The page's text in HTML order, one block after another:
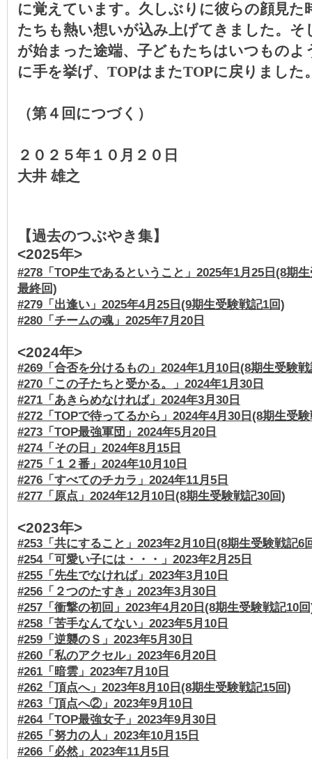
に覚えています。久しぶりに彼らの顔見た
たちも熱い想いが込み上げてきました。そ
が始まった途端、子どもたちはいつものよ
に手を挙げ、 TOPはまたTOPに戻りました
（第４回につづく）
２０２５年１０月２０日
大井 雄之
【過去のつぶやき集】
<2025年>
#278「TOP生であるということ」2025年1月25日(8期
最終回)
#279「出逢い」2025年4月25日(9期生受験戦記1回)
#280「チームの魂」2025年7月20日
<2024年>
#269「合否を分けるもの」2024年1月10日(8期生受験
#270「この子たちと受かる。」2024年1月30日
#271「あきらめなければ」2024年3月30日
#272「TOPで待ってるから」2024年4月30日(8期生受
#273「TOP最強軍団」2024年5月20日
#274「その日」2024年8月15日
#275「１２番」2024年10月10日
#276「すべてのチカラ」2024年11月5日
#277「原点」2024年12月10日(8期生受験戦記30回)
<2023年>
#253「共にすること」2023年2月10日(8期生受験戦記6
#254「可愛い子には・・・」2023年2月25日
#255「先生でなければ」2023年3月10日
#256「２つのたすき」2023年3月30日
#257「衝撃の初回」2023年4月20日(8期生受験戦記10
#258「苦手なんてない」2023年5月10日
#259「逆襲のＳ」2023年5月30日
#260「私のアクセル」2023年6月20日
#261「暗雲」2023年7月10日
#262「頂点へ」2023年8月10日(8期生受験戦記15回)
#263「頂点へ②」2023年9月10日
#264「TOP最強女子」2023年9月30日
#265「努力の人」2023年10月15日
#266「必然」2023年11月5日